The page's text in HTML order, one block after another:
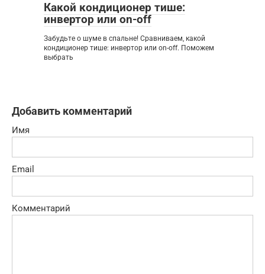
Какой кондиционер тише:
инвертор или on-off
Забудьте о шуме в спальне! Сравниваем, какой
кондиционер тише: инвертор или on-off. Поможем
выбрать
Добавить комментарий
Имя
Email
Комментарий